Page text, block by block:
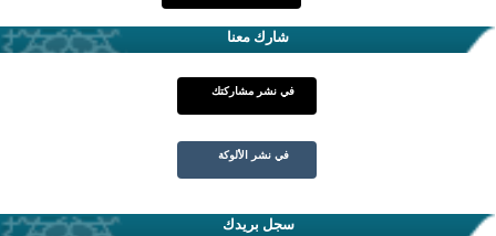
شارك معنا
في نشر مشاركتك
في نشر الألوكة
سجل بريدك